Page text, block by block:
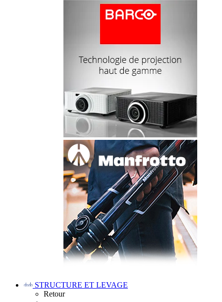
STRUCTURE ET LEVAGE
Retour